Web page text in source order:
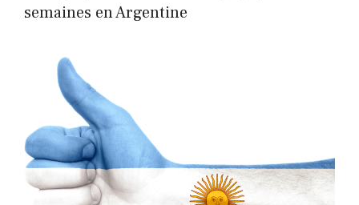
semaines en Argentine